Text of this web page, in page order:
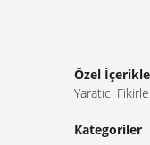
Özel
Yaratıcı
Kategoriler